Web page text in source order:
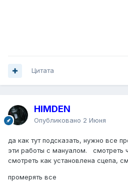
Цитата
HIMDEN
Опубликовано 2 Июня
да как тут подсказать, нужно все
эти работы с мануалом. смотреть
смотреть как установлена сцепа,
промерять все